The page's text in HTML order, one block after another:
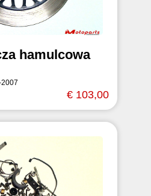
hamulcowa
€ 103,00